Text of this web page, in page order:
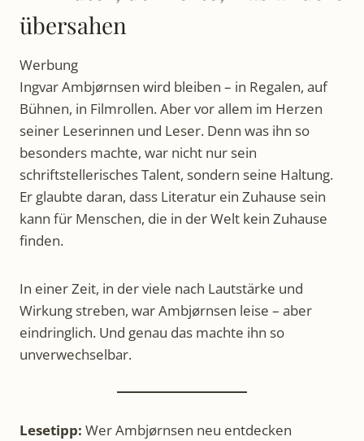
übersahen
Werbung
Ingvar Ambjørnsen wird bleiben – in Regalen, auf
Bühnen, in Filmrollen. Aber vor allem im Herzen
seiner Leserinnen und Leser. Denn was ihn so
besonders machte, war nicht nur sein
schriftstellerisches Talent, sondern seine Haltung.
Er glaubte daran, dass Literatur ein Zuhause sein
kann für Menschen, die in der Welt kein Zuhause
finden.
In einer Zeit, in der viele nach Lautstärke und
Wirkung streben, war Ambjørnsen leise – aber
eindringlich. Und genau das machte ihn so
unverwechselbar.
Lesetipp: Wer Ambjørnsen neu entdecken